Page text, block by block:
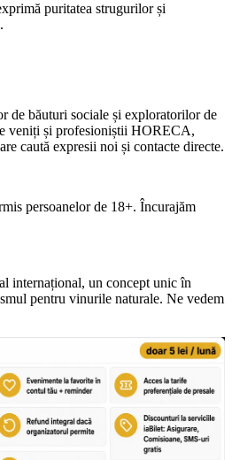
puritatea strugurilor și
de băuturi sociale și exploratorilor de
veniți și profesioniștii HORECA,
caută expresii noi și contacte directe.
persoanelor de 18+. Încurajăm
internațional, un concept unic în
pentru vinurile naturale. Ne vedem